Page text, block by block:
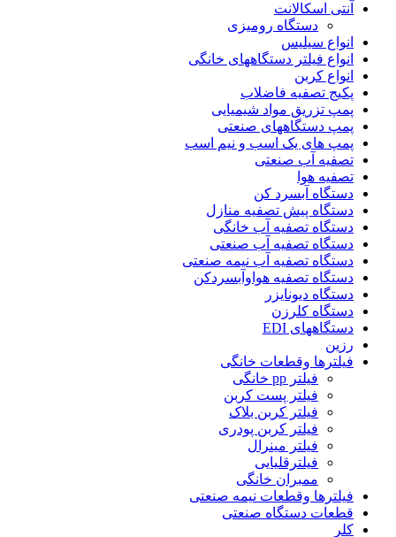
آنتی اسکالانت
دستگاه رومیزی
انواع سیلیس
انواع فیلتر دستگاههای خانگی
انواع کربن
پکیج تصفیه فاضلاب
پمپ تزریق مواد شیمیایی
پمپ دستگاههای صنعتی
پمپ های یک اسب و نیم اسب
تصفیه آب صنعتی
تصفیه هوا
دستگاه آبسرد کن
دستگاه پیش تصفیه منازل
دستگاه تصفیه آب خانگی
دستگاه تصفیه آب صنعتی
دستگاه تصفیه آب نیمه صنعتی
دستگاه تصفیه هواوآبسردکن
دستگاه دیونایزر
دستگاه کلرزن
دستگاههای EDI
رزین
فیلترها وقطعات خانگی
فیلتر pp خانگی
فیلتر پست کربن
فیلتر کربن بلاک
فیلتر کربن پودری
فیلتر مینرال
فیلترقلیایی
ممبران خانگی
فیلترها وقطعات نیمه صنعتی
قطعات دستگاه صنعتی
کلر